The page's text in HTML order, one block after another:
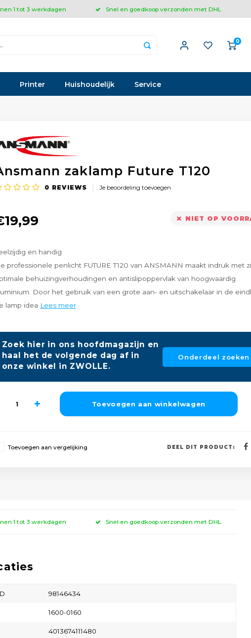
1 tot 3 werkdagen Snel en goedkoop verzonden met DHL
0
Printer Huishoudelijk Service
zaklamp Future T120
0 REVIEWS Je beoordeling toevoegen
NIET OP
en handig
professionele penlicht FUTURE T120 van ANSMANN maakt indruk met
behuizingverhoudingen en antislipoppervlak van hoogwaardig
Door het gebruik van een grote aan- en uitschakelaar in de
lamp idea Lees meer
Zoek hier in ons hoofdmagazijn en
haal het de volgende dag af in
onze winkel in ZWOLLE.
Onderdeel zoeken
Toevoegen aan winkelwagen
Toevoegen aan vergelijking DEEL DIT PRODUCT:
1 tot 3 werkdagen Snel en goedkoop verzonden met DHL
98146434
1600-0160
4013674111480